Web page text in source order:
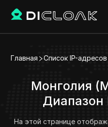
Главная Список IP-адресов
Монголия
Диапазон
На этой странице